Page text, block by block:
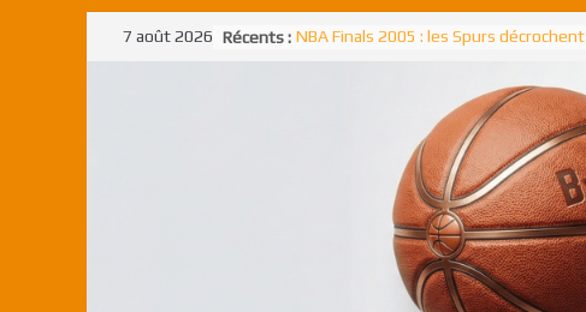
Passer7 août 2026 Récents : NBA Finals 2005 : les Spurs décrochent
NBA Finals 2021 : les Bucks et Giannis
Antetokounmpo triomphent, le Greek
Shai Gilgeous-Alexander : son premier
match à plus de 40 points en NBA, le
canadien transcendant face aux Spurs
Pau Gasol dans l’histoire en 2002 :
premier européen sacré Rookie de